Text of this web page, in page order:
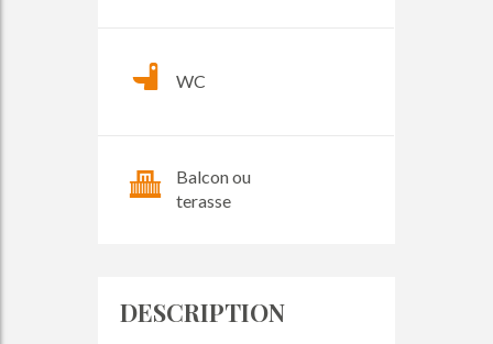
WC
Balcon ou
terasse
DESCRIPTION